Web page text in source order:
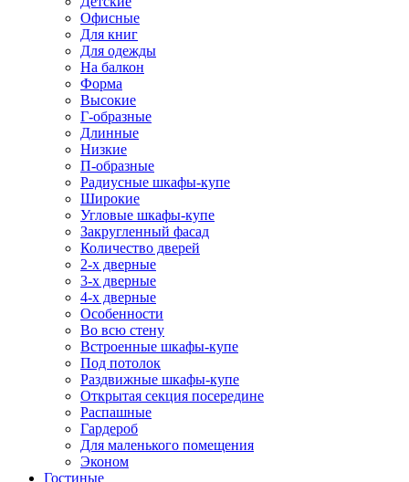
Офисные
Для книг
Для одежды
На балкон
Форма
Высокие
Г-образные
Длинные
Низкие
П-образные
Радиусные шкафы-купе
Широкие
Угловые шкафы-купе
Закругленный фасад
Количество дверей
2-х дверные
3-х дверные
4-х дверные
Особенности
Во всю стену
Встроенные шкафы-купе
Под потолок
Раздвижные шкафы-купе
Открытая секция посередине
Распашные
Гардероб
Для маленького помещения
Эконом
Гостиные